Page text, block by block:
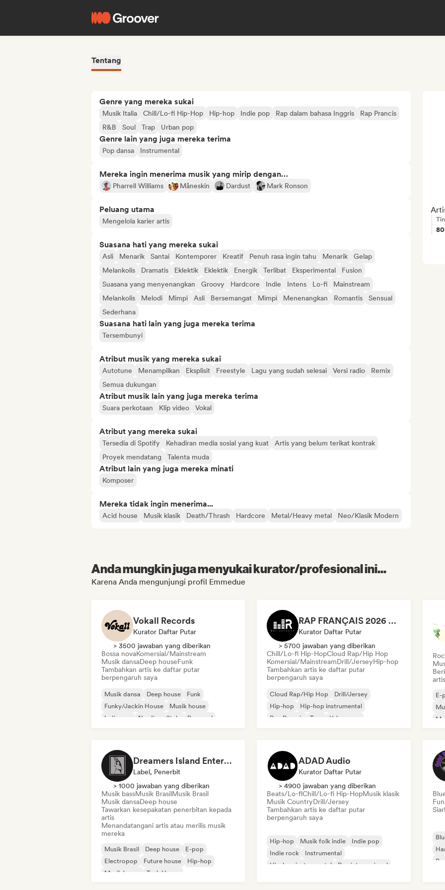
Tentang
Genre yang mereka sukai
Musik Italia Chill/Lo-fi Hip-Hop Hip-hop Indie pop Rap dalam bahasa Inggris
Rap Prancis
R&B
Soul Trap Urban pop
Genre lain yang juga mereka terima
Pop dansa Instrumental
Mereka ingin menerima musik yang mirip dengan…
Pharrell Williams Måneskin Dardust Mark Ronson
Peluang utama
Mengelola karier artis
Suasana hati yang mereka sukai
Asli Menarik Santai Kontemporer Kreatif Penuh rasa ingin tahu Menarik
Gelap
Melankolis
Dramatis Eklektik Eklektik Energik Terlibat Eksperimental
Fusion
Suasana yang menyenangkan
Groovy Hardcore Indie Intens Lo-fi
Mainstream
Melankolis
Melodi Mimpi Asli Bersemangat Mimpi Menenangkan Romantis
Sensual
Sederhana
Suasana hati lain yang juga mereka terima
Tersembunyi
Atribut musik yang mereka sukai
Autotune Menampilkan Eksplisit Freestyle Lagu yang sudah selesai Versi radio
Remix
Semua dukungan
Atribut musik lain yang juga mereka terima
Suara perkotaan Klip video Vokal
Atribut yang mereka sukai
Tersedia di Spotify Kehadiran media sosial yang kuat
Artis yang belum terikat kontrak
Proyek mendatang
Talenta muda
Atribut lain yang juga mereka minati
Komposer
Mereka tidak ingin menerima...
Acid house Musik klasik Death/Thrash Hardcore Metal/Heavy metal Neo/Klasik Modern
Anda mungkin juga menyukai kurator/profesional ini...
Karena Anda mengunjungi profil Emmedue
Vokall Records
Kurator Daftar Putar
> 3500 jawaban yang diberikan
Bossa novaKomersial/Mainstream
Musik dansaDeep houseFunk
Tambahkan artis ke daftar putar
berpengaruh saya
Musik dansa Deep house
Funk
Funky/Jackin House
Musik house
Indie pop
Nu-disco/Italo Pop soul
RAP FRANÇAIS 2026 🔥🇫🇷 (Way Records)
Kurator Daftar Putar
> 5700 jawaban yang diberikan
Chill/Lo-fi Hip-HopCloud Rap/Hip Hop
Komersial/MainstreamDrill/JerseyHip-hop
Tambahkan artis ke daftar putar
berpengaruh saya
Cloud Rap/Hip Hop
Drill/Jersey
Hip-hop
Hip-hop instrumental
Rap Prancis
Trap
Urban pop
E-
Dreamers Island Entertainment
Label, Penerbit
> 1000 jawaban yang diberikan
Musik bassMusik BrasilMusik Brasil
Musik dansaDeep house
Tawarkan kesepakatan penerbitan kepada
artis
Menandatangani artis atau merilis musik
mereka
Musik Brasil Deep house
E-pop
Electropop
Future house
Hip-hop
Musik house
Tech House
ADAD Audio
Kurator Daftar Putar
> 4900 jawaban yang diberikan
Beats/Lo-fiChill/Lo-fi Hip-HopMusik klasik
Musik CountryDrill/Jersey
Tambahkan artis ke daftar putar
berpengaruh saya
Hip-hop Musik folk indie
Indie pop
Indie rock
Instrumental
Hip-hop instrumental
Rap internasional